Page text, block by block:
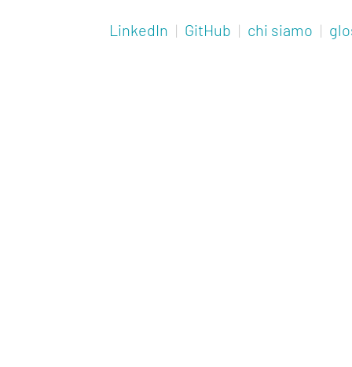
LinkedIn GitHub chi siamo